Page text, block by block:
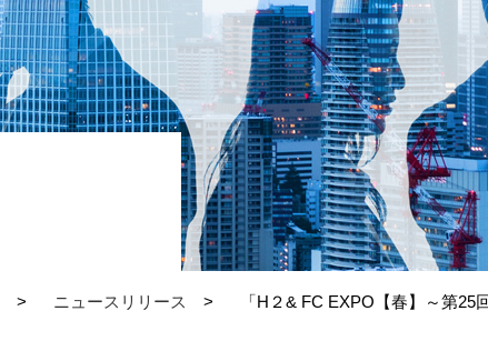
ニュースリリース 「H２& FC EXPO【春】～第25